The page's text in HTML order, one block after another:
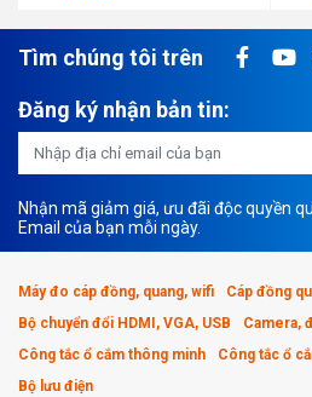
Tìm chúng tôi trên
Đăng ký nhận bản tin:
Nhận mã giảm giá, ưu đãi độc quyền
Email của bạn mỗi ngày.
Máy đo cáp đồng, quang, wifi Cáp đồng
Bộ chuyển đổi HDMI, VGA, USB
Camera,
Công tắc ổ cắm thông minh
Công tắc ổ
Bộ lưu điện